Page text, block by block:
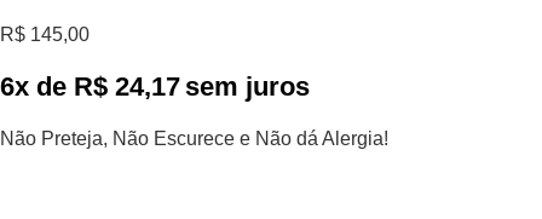
R$ 145,00
6x de R$ 24,17 sem juros
Não Preteja, Não Escurece e Não dá Alergia!